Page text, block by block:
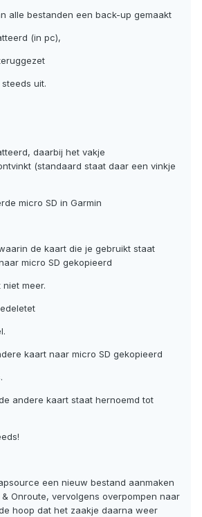
alle bestanden een back-up gemaakt
(in pc),
uit.
daarbij het vakje
(standaard staat daar een vinkje
micro SD in Garmin
de kaart die je gebruikt staat
micro SD gekopieerd
meer.
kaart naar micro SD gekopieerd
andere kaart staat hernoemd tot
een nieuw bestand aanmaken
Onroute, vervolgens overpompen naar
hoop dat het zaakje daarna weer